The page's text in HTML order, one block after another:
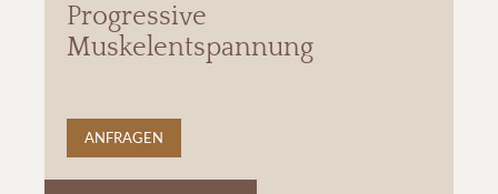
Progressive
Muskelentspannung
ANFRAGEN